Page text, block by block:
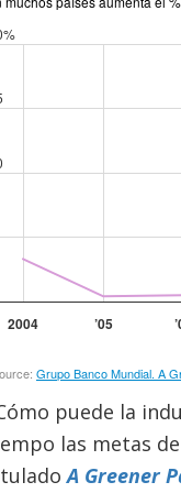
puede la
las metas
A Greener